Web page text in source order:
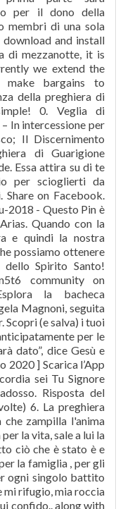
per il dono della
membri di una sola
download and install
di mezzanotte, it is
we extend the
make bargains to
della preghiera di
0. Veglia di
In intercessione per
Il Discernimento
di Guarigione
Essa attira su di te
per scioglierti da
on Facebook.
2018 - Questo Pin è
Quando con la
e quindi la nostra
possiamo ottenere
Spirito Santo!
community on
la bacheca
Magnoni, seguita
Scopri (e salva) i tuoi
per le
dato”, dice Gesù e
2020 ] Scarica l’App
sei Tu Signore
Risposta del
6. La preghiera
che zampilla l'anima
la vita, sale a lui la
ciò che è stato è e
la famiglia , per gli
ogni singolo battito
mi rifugio, mia roccia
confido.. along with